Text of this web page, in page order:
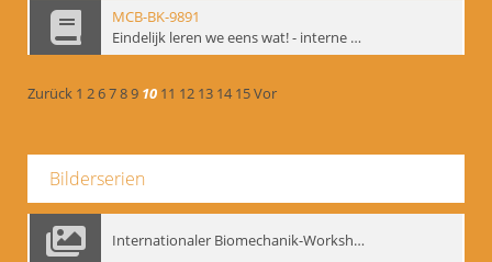
MCB-BK-9891
Eindelijk leren we eens wat! - interne Signatur: BM-prt-86
Zurück 1 26789 10 11 12 13 14 15Vor
Bilderserien
Internationaler Biomechanik-Workshop, Moskau 1993